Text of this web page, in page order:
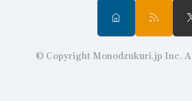
© Copyright Monodzukuri.jp Inc.